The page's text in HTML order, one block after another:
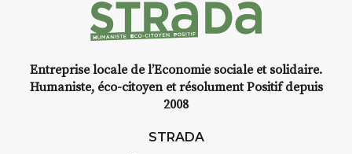
INTERVIEW
avez ouvert une galerie à
Entreprise locale de l’Economie sociale et solidaire.
Humaniste, éco-citoyen et résolument Positif depuis
2008
STRADA